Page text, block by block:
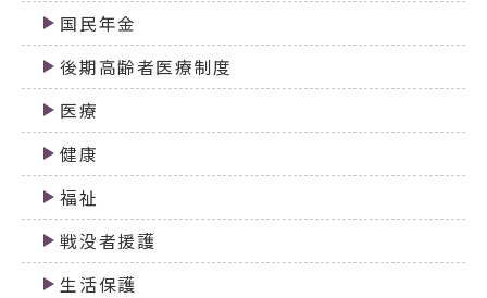
国民年金
後期高齢者医療制度
医療
健康
福祉
戦没者援護
生活保護